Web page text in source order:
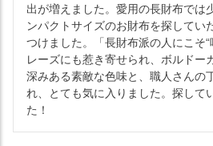
出が増えました。愛用の長財布では
ンパクトサイズのお財布を探してい
つけました。「長財布派の人にこそ“
レーズにも惹き寄せられ、ボルドー
深みある素敵な色味と、職人さんの
れ、とても気に入りました。探して
た！